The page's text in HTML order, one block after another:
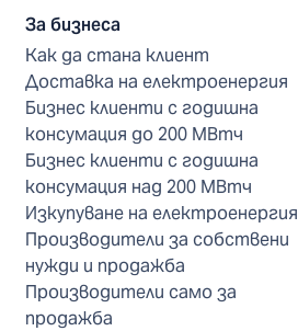
За бизнеса
Как да стана клиент
Доставка на електроенергия
Бизнес клиенти с годишна
консумация до 200 МВтч
Бизнес клиенти с годишна
консумация над 200 МВтч
Изкупуване на електроенергия
Производители за собствени
нужди и продажба
Производители само за
продажба